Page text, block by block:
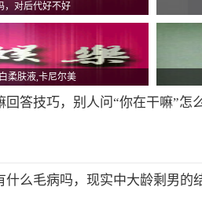
，对后代好不好
柔肤液,卡尼尔美
回答技巧，别人问“你在干嘛”怎
什么毛病吗，现实中大龄剩男的